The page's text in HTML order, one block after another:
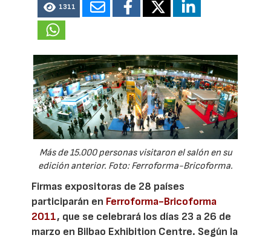
1311
Más de 15.000 personas visitaron el salón en su
edición anterior. Foto: Ferroforma-Bricoforma.
Firmas expositoras de 28 países
participarán en Ferroforma-Bricoforma
2011, que se celebrará los días 23 a 26 de
marzo en Bilbao Exhibition Centre. Según la